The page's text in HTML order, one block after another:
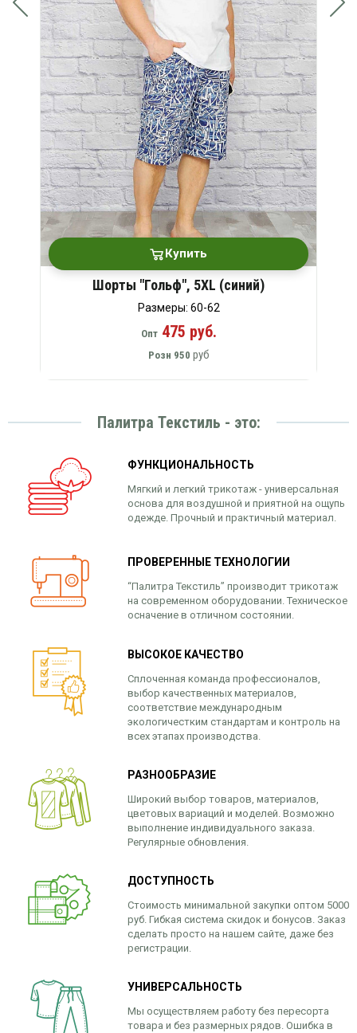
Купить
Шорты "Гольф", 5XL (синий)
Размеры: 60-62
Опт475 руб.
Розн 950 руб
Палитра Текстиль - это:
ФУНКЦИОНАЛЬНОСТЬ
Мягкий и легкий трикотаж - универсальная
основа для воздушной и приятной на ощупь
одежде. Прочный и практичный материал.
ПРОВЕРЕННЫЕ ТЕХНОЛОГИИ
“Палитра Текстиль” производит трикотаж
на современном оборудовании. Техническое
осначение в отличном состоянии.
ВЫСОКОЕ КАЧЕСТВО
Сплоченная команда профессионалов,
выбор качественных материалов,
соответствие международным
экологичестким стандартам и контроль на
всех этапах производства.
РАЗНООБРАЗИЕ
Широкий выбор товаров, материалов,
цветовых вариаций и моделей. Возможно
выполнение индивидуального заказа.
Регулярные обновления.
ДОСТУПНОСТЬ
Стоимость минимальной закупки оптом 5000
руб. Гибкая система скидок и бонусов. Заказ
сделать просто на нашем сайте, даже без
регистрации.
УНИВЕРСАЛЬНОСТЬ
Мы осуществляем работу без пересорта
товара и без размерных рядов. Ошибка в